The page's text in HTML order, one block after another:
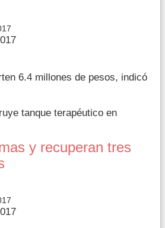
6.4 millones de pesos, indicó
tanque terapéutico en
y recuperan tres